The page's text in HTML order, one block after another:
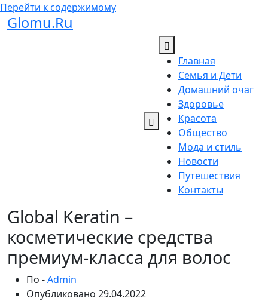
Перейти к содержимому
Glomu.Ru
Главная
Семья и Дети
Домашний очаг
Здоровье
Красота
Общество
Мода и стиль
Новости
Путешествия
Контакты
Global Keratin –
косметические средства
премиум-класса для волос
По -Admin
Опубликовано 29.04.2022